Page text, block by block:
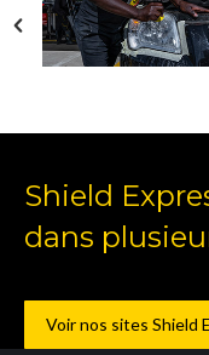
Shield
dans
Voir nos sites Shield